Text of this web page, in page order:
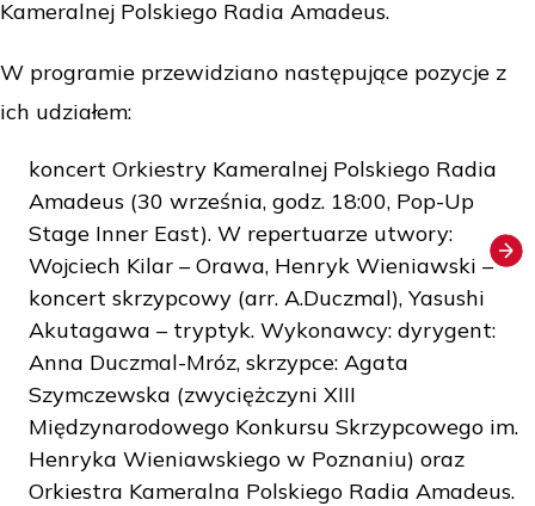
Kameralnej Polskiego Radia Amadeus.
W programie przewidziano następujące pozycje z
ich udziałem:
koncert Orkiestry Kameralnej Polskiego Radia
Amadeus (30 września, godz. 18:00, Pop-Up
Stage Inner East). W repertuarze utwory:
Wojciech Kilar – Orawa, Henryk Wieniawski –
koncert skrzypcowy (arr. A.Duczmal), Yasushi
Akutagawa – tryptyk. Wykonawcy: dyrygent:
Anna Duczmal-Mróz, skrzypce: Agata
Szymczewska (zwyciężczyni XIII
Międzynarodowego Konkursu Skrzypcowego im.
Henryka Wieniawskiego w Poznaniu) oraz
Orkiestra Kameralna Polskiego Radia Amadeus.